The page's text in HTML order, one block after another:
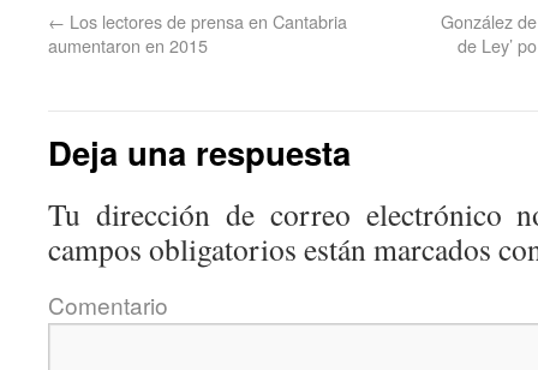
← Los lectores de prensa en Cantabria
aumentaron en 2015
González
de Ley’
Deja una respuesta
Tu dirección de correo electrónico
campos obligatorios están marcados